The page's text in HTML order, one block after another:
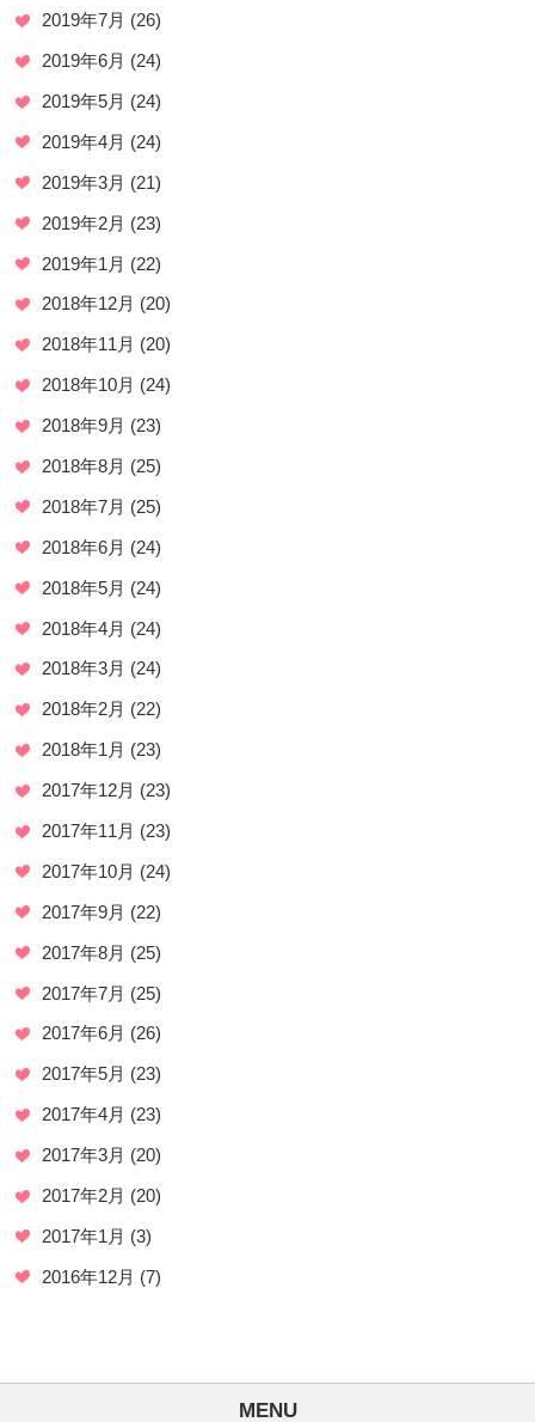
2019年7月 (26)
2019年6月 (24)
2019年5月 (24)
2019年4月 (24)
2019年3月 (21)
2019年2月 (23)
2019年1月 (22)
2018年12月 (20)
2018年11月 (20)
2018年10月 (24)
2018年9月 (23)
2018年8月 (25)
2018年7月 (25)
2018年6月 (24)
2018年5月 (24)
2018年4月 (24)
2018年3月 (24)
2018年2月 (22)
2018年1月 (23)
2017年12月 (23)
2017年11月 (23)
2017年10月 (24)
2017年9月 (22)
2017年8月 (25)
2017年7月 (25)
2017年6月 (26)
2017年5月 (23)
2017年4月 (23)
2017年3月 (20)
2017年2月 (20)
2017年1月 (3)
2016年12月 (7)
MENU